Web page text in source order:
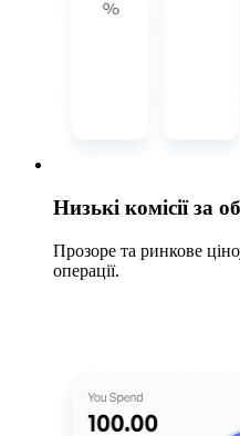
Низькі комісії за
Прозоре та ринкове
операції.